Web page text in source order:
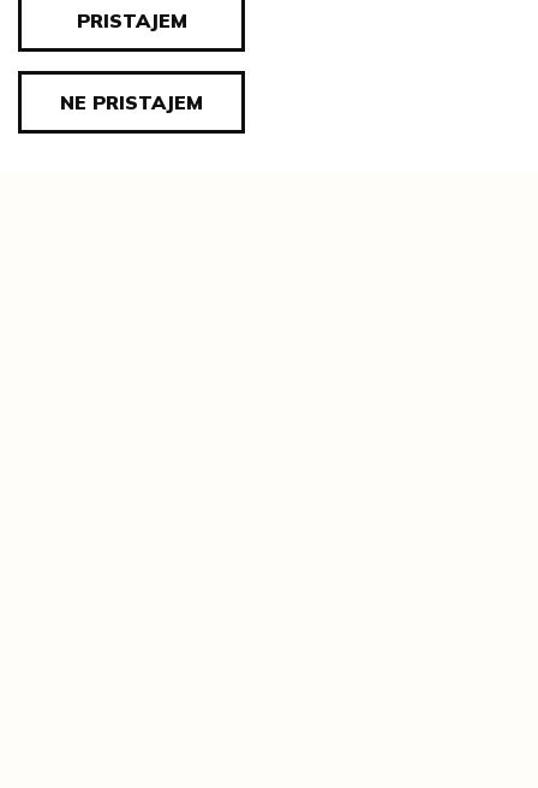
MATERIJAL:
platno; uljana boja
TEHNIKA:
ulje na platnu
PRISTAJEM
NE PRISTAJEM